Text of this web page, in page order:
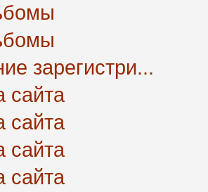
зарегистри...
сайта
сайта
сайта
сайта